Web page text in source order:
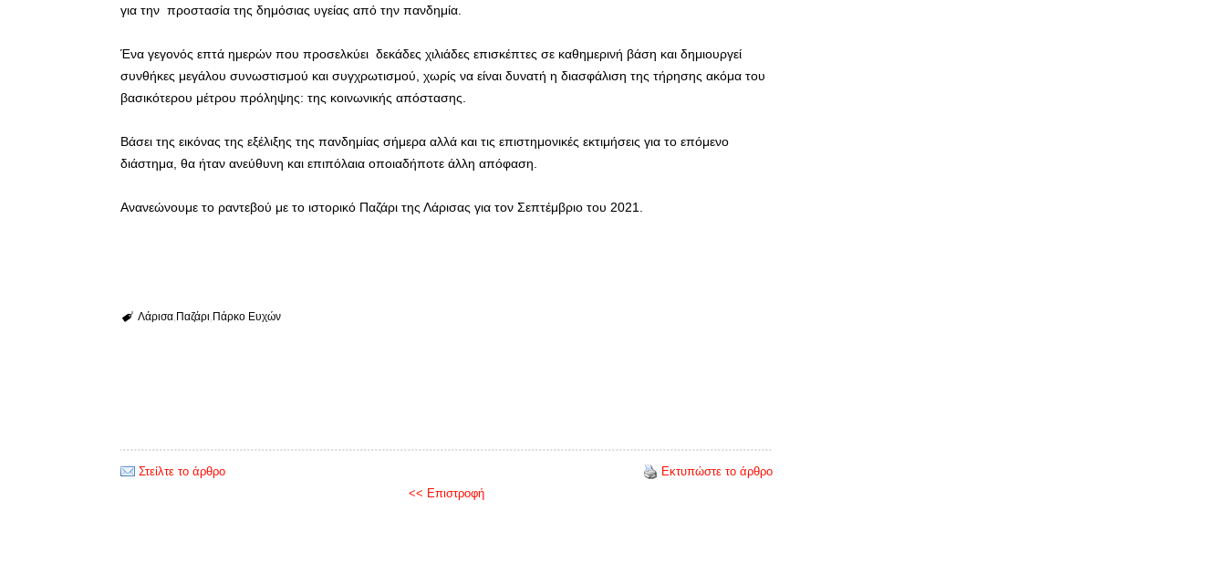
για την προστασία της δημόσιας υγείας από την πανδημία.
Ένα γεγονός επτά ημερών που προσελκύει δεκάδες χιλιάδες επισκέπτες σε καθημερινή βάση και δημιουργεί
συνθήκες μεγάλου συνωστισμού και συγχρωτισμού, χωρίς να είναι δυνατή η διασφάλιση της τήρησης ακόμα του
βασικότερου μέτρου πρόληψης: της κοινωνικής απόστασης.
Βάσει της εικόνας της εξέλιξης της πανδημίας σήμερα αλλά και τις επιστημονικές εκτιμήσεις για το επόμενο
διάστημα, θα ήταν ανεύθυνη και επιπόλαια οποιαδήποτε άλλη απόφαση.
Ανανεώνουμε το ραντεβού με το ιστορικό Παζάρι της Λάρισας για τον Σεπτέμβριο του 2021.
Λάρισα Παζάρι Πάρκο Ευχών
Στείλτε το άρθρο
Εκτυπώστε το άρθρο
<< Επιστροφή